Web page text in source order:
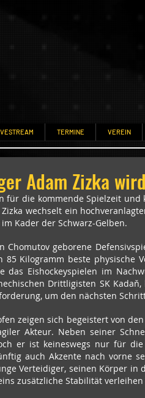
TERMINE VEREIN
Adam Zizka
für die kommende Spielzeit
wechselt ein
Kader der Schwarz-Gelben.
Chomutov geborene
85 Kilogramm beste physische
das Eishockeyspielen im
Drittligisten SK
um den nächsten
zeigen sich begeistert von
Akteur. Neben seiner
er ist keineswegs nur für
auch Akzente nach vorne
Verteidiger, seinen Körper in
zusätzliche Stabilität